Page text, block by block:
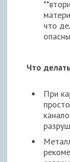
что
Что
При